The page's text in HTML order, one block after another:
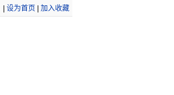
设为首页 加入收藏